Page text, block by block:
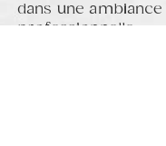
dans une
professionnelle.